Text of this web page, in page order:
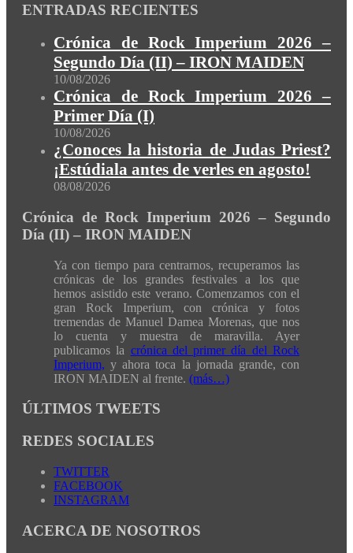
ENTRADAS RECIENTES
Crónica de Rock Imperium 2026 –
Segundo Día (II) – IRON MAIDEN
10/08/2026
Crónica de Rock Imperium 2026 –
Primer Día (I)
10/08/2026
¿Conoces la historia de Judas Priest?
¡Estúdiala antes de verles en agosto!
08/08/2026
Crónica de Rock Imperium 2026 – Segundo
Día (II) – IRON MAIDEN
Ya con tiempo para centrarnos, recuperamos las
crónicas de los grandes festivales a los que
hemos asistido este verano. Comenzamos con el
gran Rock Imperium, con crónica y fotos
tremendas de Manuel Damea Morenas, que nos
lo cuenta y muestra de maravilla. Ayer
publicamos la crónica del primer día del Rock
Imperium, y ahora toca la jornada grande, con
IRON MAIDEN al frente. (más…)
ÚLTIMOS TWEETS
REDES SOCIALES
TWITTER
FACEBOOK
INSTAGRAM
ACERCA DE NOSOTROS